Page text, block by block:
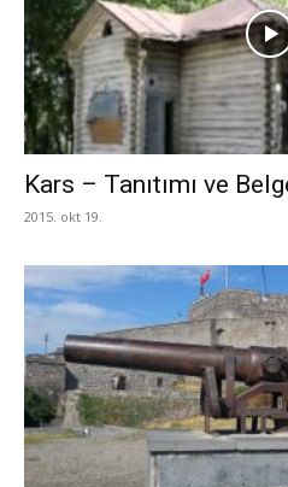
Kars – Tanıtımı ve
2015. okt 19.